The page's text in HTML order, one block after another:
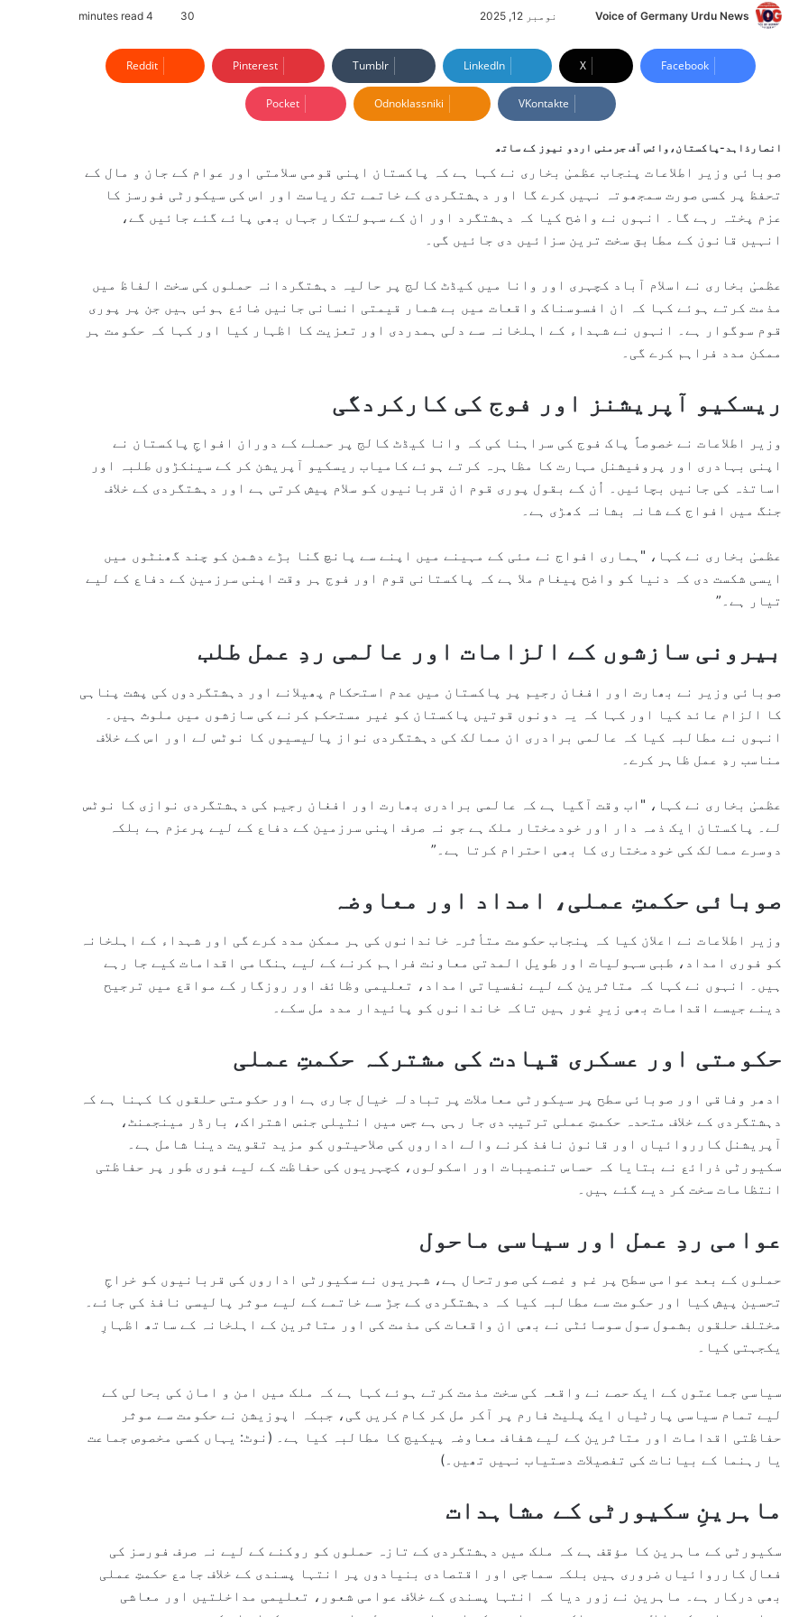
Voice of Germany Urdu News
n
d
n
e
نومبر 12, 2025 30
Facebook
X
LinkedIn
Tumblr
Pinterest
Reddit
VKontakte
Odnoklassniki
Pocket
انصارذاہد-پاکستان،وائس آف جرمنی اردو نیوز کے ساتھ
صوبائی وزیر اطلاعات پنجاب عظمیٰ بخاری نے کہا ہے کہ پاکستان اپنی قومی سلامتی اور عوام کے جان و مال کے
تحفظ پر کسی صورت سمجھوتہ نہیں کرے گا اور دہشتگردی کے خاتمے تک ریاست اور اس کی سیکورٹی فورسز کا
عزم پختہ رہے گا۔ انہوں نے واضح کیا کہ دہشتگرد اور ان کے سہولتکار جہاں بھی پائے گئے جائیں گے،
انہیں قانون کے مطابق سخت ترین سزائیں دی جائیں گی۔
عظمیٰ بخاری نے اسلام آباد کچہری اور وانا میں کیڈٹ کالج پر حالیہ دہشتگردانہ حملوں کی سخت الفاظ میں
مذمت کرتے ہوئے کہا کہ ان افسوسناک واقعات میں بے شمار قیمتی انسانی جانیں ضائع ہوئی ہیں جن پر پوری
قوم سوگوار ہے۔ انہوں نے شہداء کے اہلخانہ سے دلی ہمدردی اور تعزیت کا اظہار کیا اور کہا کہ حکومت ہر
ممکن مدد فراہم کرے گی۔
ریسکیو آپریشنز اور فوج کی کارکردگی
وزیر اطلاعات نے خصوصاً پاک فوج کی سراہنا کی کہ وانا کیڈٹ کالج پر حملے کے دوران افواجِ پاکستان نے
اپنی بہادری اور پروفیشنل مہارت کا مظاہرہ کرتے ہوئے کامیاب ریسکیو آپریشن کر کے سینکڑوں طلبہ اور
اساتذہ کی جانیں بچائیں۔ اُن کے بقول پوری قوم ان قربانیوں کو سلام پیش کرتی ہے اور دہشتگردی کے خلاف
جنگ میں افواج کے شانہ بشانہ کھڑی ہے۔
عظمیٰ بخاری نے کہا، "ہماری افواج نے مئی کے مہینے میں اپنے سے پانچ گنا بڑے دشمن کو چند گھنٹوں میں
ایسی شکست دی کہ دنیا کو واضح پیغام ملا ہے کہ پاکستانی قوم اور فوج ہر وقت اپنی سرزمین کے دفاع کے لیے
تیار ہے۔”
بیرونی سازشوں کے الزامات اور عالمی ردِ عمل طلب
صوبائی وزیر نے بھارت اور افغان رجیم پر پاکستان میں عدم استحکام پھیلانے اور دہشتگردوں کی پشت پناہی
کا الزام عائد کیا اور کہا کہ یہ دونوں قوتیں پاکستان کو غیر مستحکم کرنے کی سازشوں میں ملوث ہیں۔
انہوں نے مطالبہ کیا کہ عالمی برادری ان ممالک کی دہشتگردی نواز پالیسیوں کا نوٹس لے اور اس کے خلاف
مناسب ردِ عمل ظاہر کرے۔
عظمیٰ بخاری نے کہا، "اب وقت آگیا ہے کہ عالمی برادری بھارت اور افغان رجیم کی دہشتگردی نوازی کا نوٹس
لے۔ پاکستان ایک ذمہ دار اور خودمختار ملک ہے جو نہ صرف اپنی سرزمین کے دفاع کے لیے پرعزم ہے بلکہ
دوسرے ممالک کی خودمختاری کا بھی احترام کرتا ہے۔”
صوبائی حکمتِ عملی، امداد اور معاوضہ
وزیر اطلاعات نے اعلان کیا کہ پنجاب حکومت متأثرہ خاندانوں کی ہر ممکن مدد کرے گی اور شہداء کے اہلخانہ
کو فوری امداد، طبی سہولیات اور طویل المدتی معاونت فراہم کرنے کے لیے ہنگامی اقدامات کیے جا رہے
ہیں۔ انہوں نے کہا کہ متاثرین کے لیے نفسیاتی امداد، تعلیمی وظائف اور روزگار کے مواقع میں ترجیح
دینے جیسے اقدامات بھی زیرِ غور ہیں تاکہ خاندانوں کو پائیدار مدد مل سکے۔
حکومتی اور عسکری قیادت کی مشترکہ حکمتِ عملی
ادھر وفاقی اور صوبائی سطح پر سیکورٹی معاملات پر تبادلہ خیال جاری ہے اور حکومتی حلقوں کا کہنا ہے کہ
دہشتگردی کے خلاف متحدہ حکمتِ عملی ترتیب دی جا رہی ہے جس میں انٹیلی جنس اشتراک، بارڈر مینجمنٹ،
آپریشنل کارروائیاں اور قانون نافذ کرنے والے اداروں کی صلاحیتوں کو مزید تقویت دینا شامل ہے۔
سکیورٹی ذرائع نے بتایا کہ حساس تنصیبات اور اسکولوں، کچہریوں کی حفاظت کے لیے فوری طور پر حفاظتی
انتظامات سخت کر دیے گئے ہیں۔
عوامی ردِ عمل اور سیاسی ماحول
حملوں کے بعد عوامی سطح پر غم و غصے کی صورتحال ہے، شہریوں نے سکیورٹی اداروں کی قربانیوں کو خراجِ
تحسین پیش کیا اور حکومت سے مطالبہ کیا کہ دہشتگردی کے جڑ سے خاتمے کے لیے موثر پالیسی نافذ کی جائے۔
مختلف حلقوں بشمول سول سوسائٹی نے بھی ان واقعات کی مذمت کی اور متاثرین کے اہلخانہ کے ساتھ اظہارِ
یکجہتی کیا۔
سیاسی جماعتوں کے ایک حصے نے واقعہ کی سخت مذمت کرتے ہوئے کہا ہے کہ ملک میں امن و امان کی بحالی کے
لیے تمام سیاسی پارٹیاں ایک پلیٹ فارم پر آکر مل کر کام کریں گی، جبکہ اپوزیشن نے حکومت سے موثر
حفاظتی اقدامات اور متاثرین کے لیے شفاف معاوضہ پیکیج کا مطالبہ کیا ہے۔ (نوٹ: یہاں کسی مخصوص جماعت
یا رہنما کے بیانات کی تفصیلات دستیاب نہیں تھیں۔)
ماہرینِ سکیورٹی کے مشاہدات
سکیورٹی کے ماہرین کا مؤقف ہے کہ ملک میں دہشتگردی کے تازہ حملوں کو روکنے کے لیے نہ صرف فورسز کی
فعال کارروائیاں ضروری ہیں بلکہ سماجی اور اقتصادی بنیادوں پر انتہا پسندی کے خلاف جامع حکمتِ عملی
بھی درکار ہے۔ ماہرین نے زور دیا کہ انتہا پسندی کے خلاف عوامی شعور، تعلیمی مداخلتیں اور معاشی